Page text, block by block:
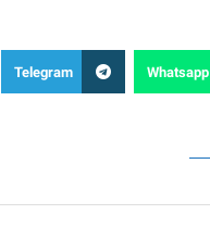
Whatsapp
Telegram